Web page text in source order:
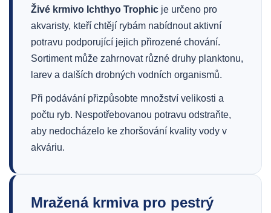
Živé krmivo Ichthyo Trophic je určeno pro
akvaristy, kteří chtějí rybám nabídnout aktivní
potravu podporující jejich přirozené chování.
Sortiment může zahrnovat různé druhy planktonu,
larev a dalších drobných vodních organismů.
Při podávání přizpůsobte množství velikosti a
počtu ryb. Nespotřebovanou potravu odstraňte,
aby nedocházelo ke zhoršování kvality vody v
akváriu.
Mražená krmiva pro pestrý